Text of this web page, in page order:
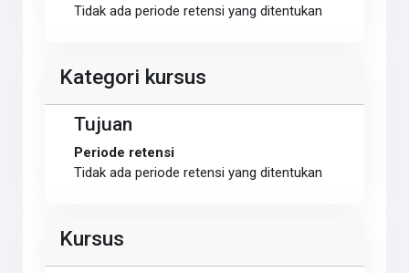
Tidak ada periode retensi yang ditentukan
Kategori kursus
Tujuan
Periode retensi
Tidak ada periode retensi yang ditentukan
Kursus